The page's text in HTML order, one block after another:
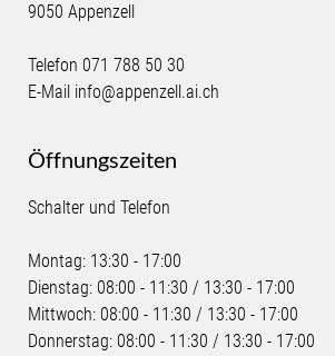
9050 Appenzell
Telefon 071 788 50 30
E-Mail info@appenzell.ai.ch
Öffnungszeiten
Schalter und Telefon
Montag: 13:30 - 17:00
Dienstag: 08:00 - 11:30 / 13:30 - 17:00
Mittwoch: 08:00 - 11:30 / 13:30 - 17:00
Donnerstag: 08:00 - 11:30 / 13:30 - 17:00